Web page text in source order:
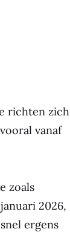
richten zich
vanaf
zoals
2026,
ergens